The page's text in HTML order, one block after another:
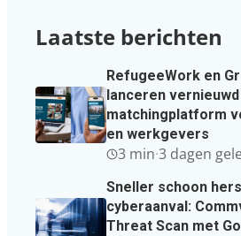
Laatste berichten
RefugeeWork en
lanceren vernieuwd
matchingplatform
en werkgevers
3 min·3 dagen
Sneller schoon
cyberaanval:
Threat Scan met